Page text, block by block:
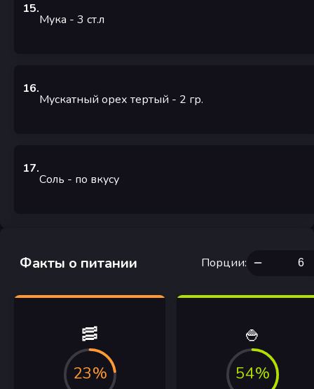
15.
Мука - 3 ст.л
16.
Мускатный орех тертый - 2 гр.
17.
Соль - по вкусу
Факты о питании Порции:
🥓
23%
🍚
54%